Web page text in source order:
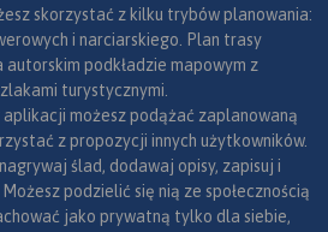
skorzystać z kilku trybów planowania:
i narciarskiego. Plan trasy
autorskim podkładzie mapowym z
turystycznymi.
aplikacji możesz podążać zaplanowaną
z propozycji innych użytkowników.
ślad, dodawaj opisy, zapisuj i
podzielić się nią ze społecznością
jako prywatną tylko dla siebie,